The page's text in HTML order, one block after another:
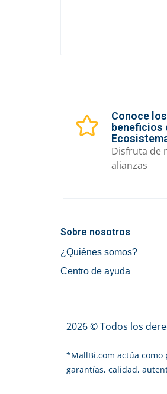
Conoce los
beneficios
Disfruta de
alianzas
Sobre nosotros
¿Quiénes somos?
Centro de ayuda
2026 © Todos los
*MallBi.com actúa
garantías, calidad,